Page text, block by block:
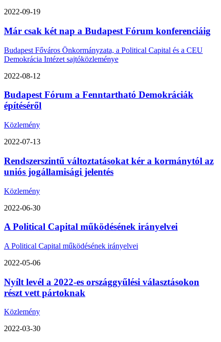
2022-09-19
Már csak két nap a Budapest Fórum konferenciáig
Budapest Főváros Önkormányzata, a Political Capital és a CEU
Demokrácia Intézet sajtóközleménye
2022-08-12
Budapest Fórum a Fenntartható Demokráciák
építéséről
Közlemény
2022-07-13
Rendszerszintű változtatásokat kér a kormánytól az
uniós jogállamisági jelentés
Közlemény
2022-06-30
A Political Capital működésének irányelvei
A Political Capital működésének irányelvei
2022-05-06
Nyílt levél a 2022-es országgyűlési választásokon
részt vett pártoknak
Közlemény
2022-03-30